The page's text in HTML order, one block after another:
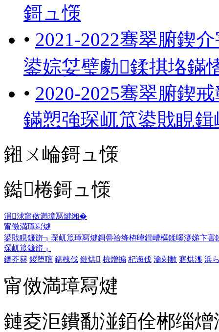
鎶ュ憡
• 2021-2022骞翠腑鍥
鍙婃姇璧勮鍒掑垎鏋
• 2020-2025骞翠腑鍥
鏋愬強琛屼笟鍙戝睍
鎺ㄨ崘鎶ュ憡
鐑棬鎶ュ憡
涓浗甯傚満璋冩煡缃�
甯傚満璋冩煡
鍙戝睍鐮旂┒ 琛屼笟璋冩煡鎶曡祫绛栫暐鍓嶆櫙鍒嗘瀽娣卞害
琛屼笟鐮旂┒
鑳芥簮 鍐堕噾 鍖栧伐 鏈烘 椋熷搧 杞诲伐 瀹剁數 寤烘潗 浜
甯傚満璋冩煡
鏈夌洰鐨勫湴銆佺郴缁